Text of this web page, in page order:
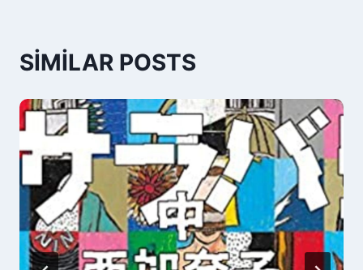
SIMILAR POSTS